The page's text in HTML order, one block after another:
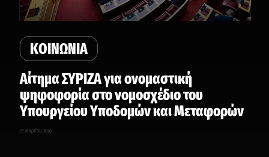
ΚΟΙΝΩΝΙΑ
Αίτημα ΣΥΡΙΖΑ για ονομαστική
ψηφοφορία στο νομοσχέδιο του
Υπουργείου Υποδομών και Μεταφορών
23 Μαρτίου, 2026